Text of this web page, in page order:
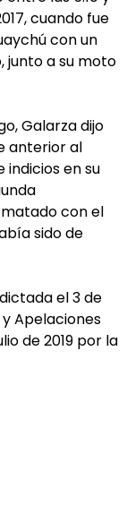
cuando fue
con un
junto a su moto
Galarza dijo
anterior al
en su
con el
sido de
el 3 de
y Apelaciones
de 2019 por la